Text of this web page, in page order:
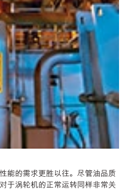
能的需求更胜以往。尽管油品质
于涡轮机的正常运转同样非常关